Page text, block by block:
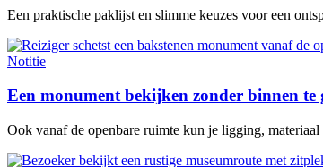
Een praktische paklijst en slimme keuzes voor een
Notitie
Een monument bekijken zonder binnen te
Ook vanaf de openbare ruimte kun je ligging,